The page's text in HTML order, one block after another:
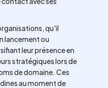
qu'il
lancement ou
leur présence en
stratégiques lors de
de domaine. Ces
au moment de